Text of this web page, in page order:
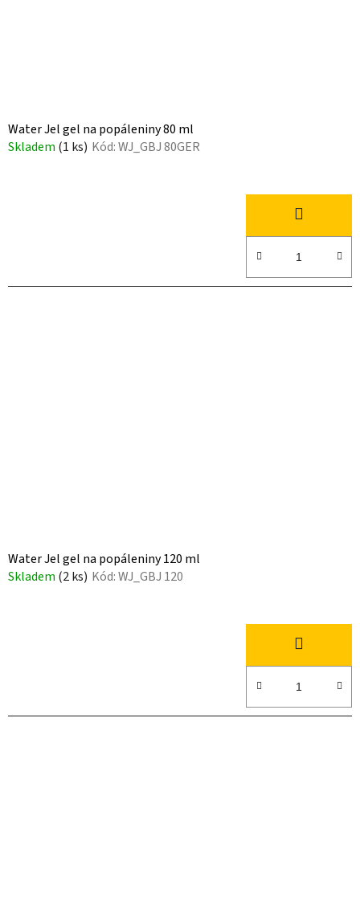
Water Jel gel na popáleniny 80 ml
Skladem (1 ks) Kód:WJ_GBJ 80GER
Water Jel gel na popáleniny 120 ml
Skladem (2 ks) Kód:WJ_GBJ 120